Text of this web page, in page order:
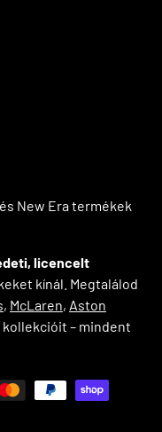
New Era termékek
licencelt
kínál. Megtalálod
, McLaren, Aston
– mindent